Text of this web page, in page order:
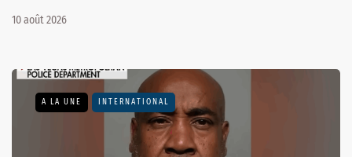
10 août 2026
A LA UNE INTERNATIONAL